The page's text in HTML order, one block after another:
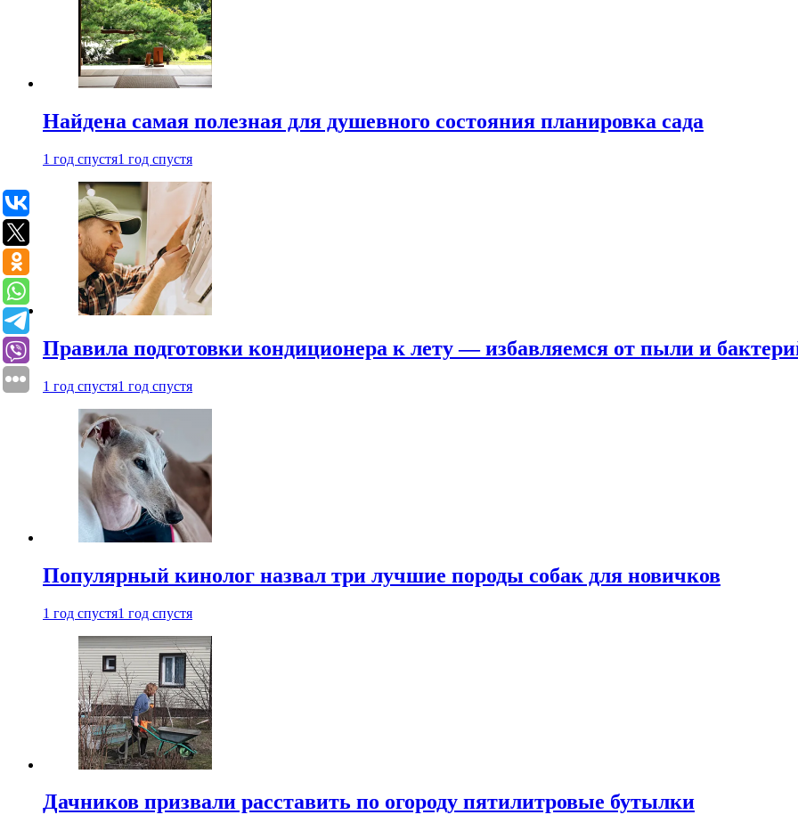
Найдена самая полезная для душевного состояния планировка сада
1 год спустя1 год спустя
Правила подготовки кондиционера к лету — избавляемся от пыли и
1 год спустя1 год спустя
Популярный кинолог назвал три лучшие породы собак для новичков
1 год спустя1 год спустя
Дачников призвали расставить по огороду пятилитровые бутылки